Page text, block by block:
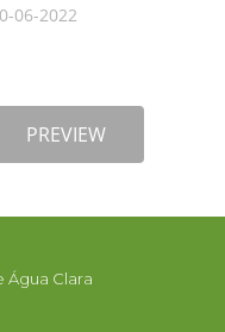
06-2022
PREVIEW
Água Clara